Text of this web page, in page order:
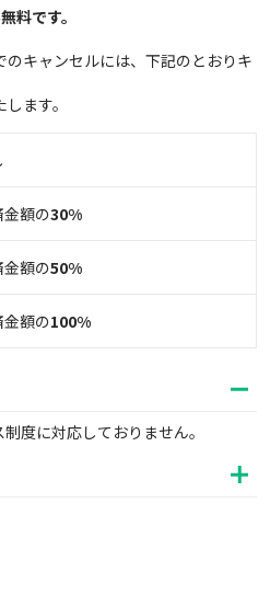
料です。
キャンセルには、下記のとおりキ
ます。
額の30%
額の50%
額の100%
度に対応しておりません。